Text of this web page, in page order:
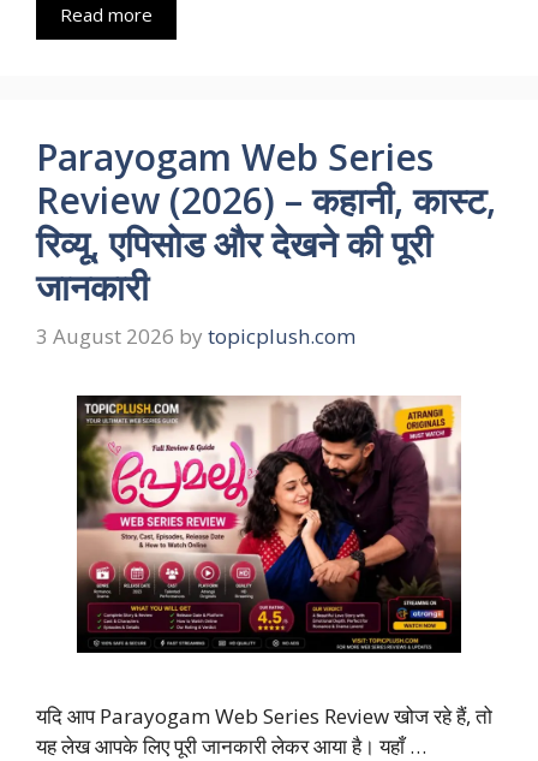
Read more
Parayogam Web Series
Review (2026) – कहानी, कास्ट,
रिव्यू, एपिसोड और देखने की पूरी
जानकारी
3 August 2026 by topicplush.com
यदि आप Parayogam Web Series Review खोज रहे हैं, तो
यह लेख आपके लिए पूरी जानकारी लेकर आया है। यहाँ …